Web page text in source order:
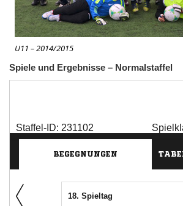
U11 – 2014/2015
Spiele und Ergebnisse – Normalstaffel